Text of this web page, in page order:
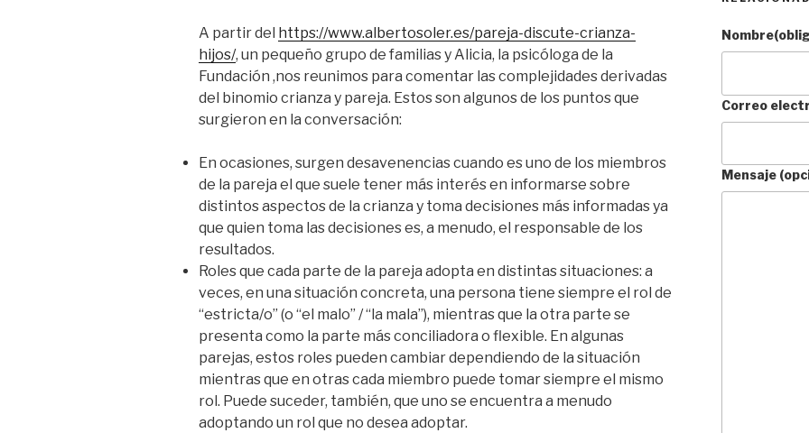
A partir del https://www.albertosoler.es/pareja-discute-crianza-
hijos/, un pequeño grupo de familias y Alicia, la psicóloga de la
Fundación ,nos reunimos para comentar las complejidades derivadas
del binomio crianza y pareja. Estos son algunos de los puntos que
surgieron en la conversación:
En ocasiones, surgen desavenencias cuando es uno de los miembros
de la pareja el que suele tener más interés en informarse sobre
distintos aspectos de la crianza y toma decisiones más informadas ya
que quien toma las decisiones es, a menudo, el responsable de los
resultados.
Roles que cada parte de la pareja adopta en distintas situaciones: a
veces, en una situación concreta, una persona tiene siempre el rol de
“estricta/o” (o “el malo” / “la mala”), mientras que la otra parte se
presenta como la parte más conciliadora o flexible. En algunas
parejas, estos roles pueden cambiar dependiendo de la situación
mientras que en otras cada miembro puede tomar siempre el mismo
rol. Puede suceder, también, que uno se encuentra a menudo
adoptando un rol que no desea adoptar.
Nombre
Correo
Mensaje